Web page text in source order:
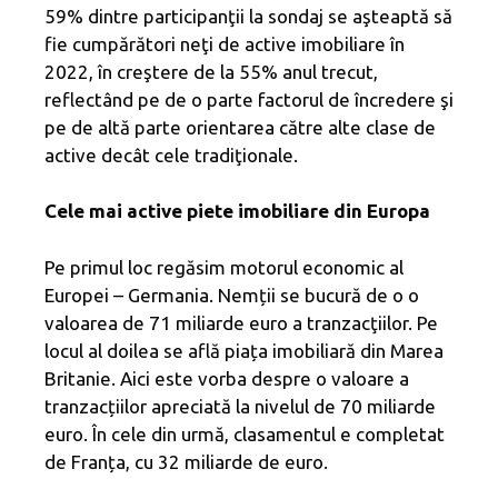
59% dintre participanţii la sondaj se aşteaptă să
fie cumpărători neţi de active imobiliare în
2022, în creştere de la 55% anul trecut,
reflectând pe de o parte factorul de încredere şi
pe de altă parte orientarea către alte clase de
active decât cele tradiţionale.
Cele mai active piete imobiliare din Europa
Pe primul loc regăsim motorul economic al
Europei – Germania. Nemții se bucură de o o
valoarea de 71 miliarde euro a tranzacţiilor. Pe
locul al doilea se află piața imobiliară din Marea
Britanie. Aici este vorba despre o valoare a
tranzacțiilor apreciată la nivelul de 70 miliarde
euro. În cele din urmă, clasamentul e completat
de Franța, cu 32 miliarde de euro.